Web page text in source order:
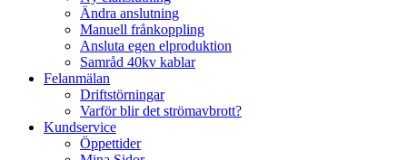
Ändra anslutning
Manuell frånkoppling
Ansluta egen elproduktion
Samråd 40kv kablar
Felanmälan
Driftstörningar
Varför blir det strömavbrott?
Kundservice
Öppettider